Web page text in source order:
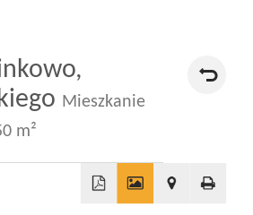
Wirtualne
Mieszkanie
m²